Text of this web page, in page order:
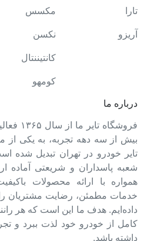
درباره ما
بیش از سه دهه تجربه، به یکی از
تایر خودرو در تهران تبدیل شده
شعبه پاسداران و شریعتی آماده
همواره با ارائه محصولات
خدمات مطمئن، رضایت مشتریان را
داده‌ایم. هدف ما این است که هر
کامل از خودرو خود لذت ببرد و
داشته باشد.
تارا
آریزو
مکسس
نکسن
کانتیننتال
کومهو